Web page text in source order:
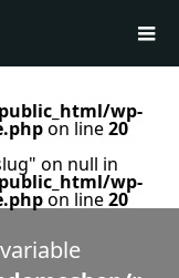
wp-
on line20
on null in
wp-
on line20